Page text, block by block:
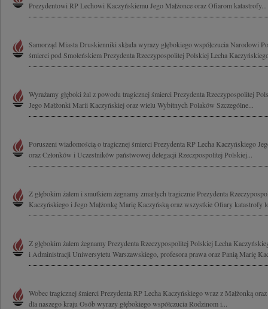
Prezydentowi RP Lechowi Kaczyńskiemu Jego Małżonce oraz Ofiarom katastrofy...
Samorząd Miasta Druskienniki składa wyrazy głębokiego współczucia Narodowi
śmierci pod Smoleńskiem Prezydenta Rzeczypospolitej Polskiej Lecha
Wyrażamy głęboki żal z powodu tragicznej śmierci Prezydenta Rzeczypospolitej
Jego Małżonki Marii Kaczyńskiej oraz wielu Wybitnych Polaków Szczególne...
Poruszeni wiadomością o tragicznej śmierci Prezydenta RP Lecha Kaczyńskiego
oraz Członków i Uczestników państwowej delegacji Rzeczpospolitej Polskiej...
Z głębokim żalem i smutkiem żegnamy zmarłych tragicznie Prezydenta
Kaczyńskiego i Jego Małżonkę Marię Kaczyńską oraz wszystkie Ofiary katastrofy
Z głębokim żalem żegnamy Prezydenta Rzeczypospolitej Polskiej Lecha
i Administracji Uniwersytetu Warszawskiego, profesora prawa oraz Panią Marię
Wobec tragicznej śmierci Prezydenta RP Lecha Kaczyńskiego wraz z Małżonką
dla naszego kraju Osób wyrazy głębokiego współczucia Rodzinom i...